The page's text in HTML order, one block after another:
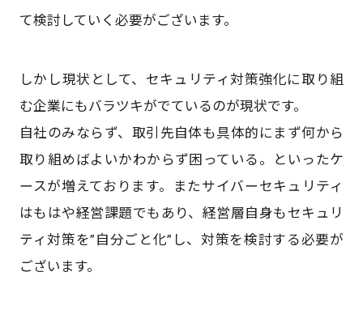
て検討していく必要がございます。
しかし現状として、セキュリティ対策強化に取り組
む企業にもバラツキがでているのが現状です。​
自社のみならず、取引先自体も具体的にまず何から
取り組めばよいかわからず困っている。といったケ
ースが増えております。​またサイバーセキュリティ
はもはや経営課題でもあり、経営層自身もセキュリ
ティ対策を”自分ごと化”し、対策を検討する必要が
ございます。